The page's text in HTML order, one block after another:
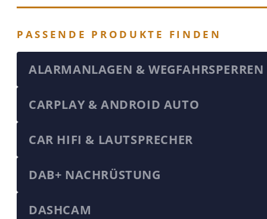
PASSENDE PRODUKTE FINDEN
ALARMANLAGEN & WEGFAHRSPERREN
CARPLAY & ANDROID AUTO
CAR HIFI & LAUTSPRECHER
DAB+ NACHRÜSTUNG
DASHCAM